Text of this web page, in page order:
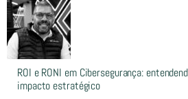
ROI e RONI em Cibersegurança:
impacto estratégico